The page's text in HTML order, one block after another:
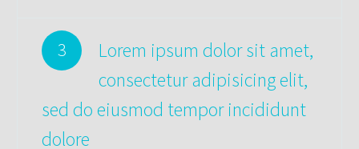
3
Lorem ipsum dolor sit amet,
consectetur adipisicing elit,
sed do eiusmod tempor incididunt
dolore